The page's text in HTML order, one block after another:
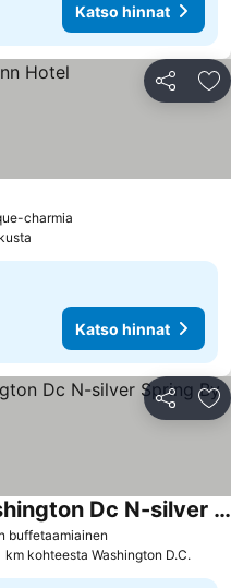
Katso hinnat
Jaa
charmia
Katso hinnat
Jaa
buffetaamiainen
Holiday Inn Express Washington Dc N-silver Spring By Ihg
km kohteesta Washington D.C.